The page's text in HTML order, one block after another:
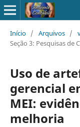
Início / Arquivos /
Seção 3: Pesquisas de
Uso de
gerencial
MEI:
melhoria